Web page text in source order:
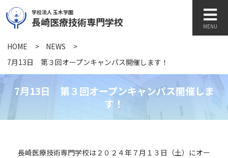
学校法人 玉木学園
長崎医療技術専門学校 MENU
7月13日 第３回オープンキャンパス開催しま
す！
HOME > NEWS
>
7月13日 第３回オープンキャンパス開催します！
長崎医療技術専門学校は２０２４年７月１３日（土）にオー
学校紹介
学科紹介